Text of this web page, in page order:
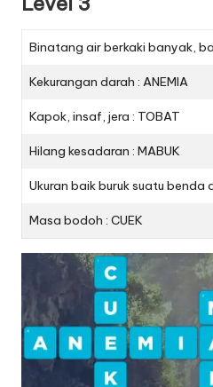
Binatang air berkaki banyak,
Kekurangan darah : ANEMIA
Kapok, insaf, jera : TOBAT
Hilang kesadaran : MABUK
Ukuran baik buruk suatu benda
Masa bodoh : CUEK